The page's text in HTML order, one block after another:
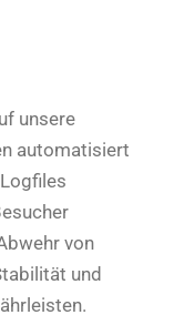
unsere
automatisiert
von
und